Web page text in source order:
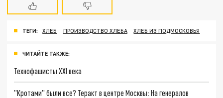
ТЕГИ: ХЛЕБ ПРОИЗВОДСТВО ХЛЕБА ХЛЕБ ИЗ ПОДМОСКОВЬЯ
ЧИТАЙТЕ ТАКЖЕ:
Технофашисты XXI века
"Кротами" были все? Теракт в центре Москвы: На генералов